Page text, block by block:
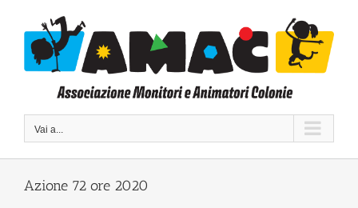
contenuto
Vai a...
Azione 72 ore 2020